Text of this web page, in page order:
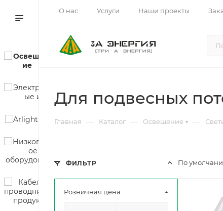
О нас Услуги Наши проекты
Для подвесных
Главная — Каталог — Освещение —
По
ФИЛЬТР
Розничная цена